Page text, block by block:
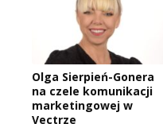
Olga Sierpień-Gonera
na czele komunikacji
marketingowej w
Vectrze